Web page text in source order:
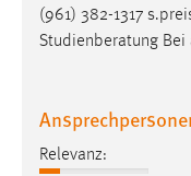
(961) 382-1317
Studienberatung Bei
Relevanz: